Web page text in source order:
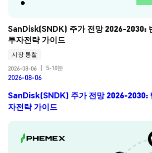
SanDisk(SNDK) 주가 전망 2026-2030:
투자전략 가이드
시장 통찰
2026-08-06
5-10분
2026-08-06
SanDisk(SNDK) 주가 전망 2026-2030:
자전략 가이드